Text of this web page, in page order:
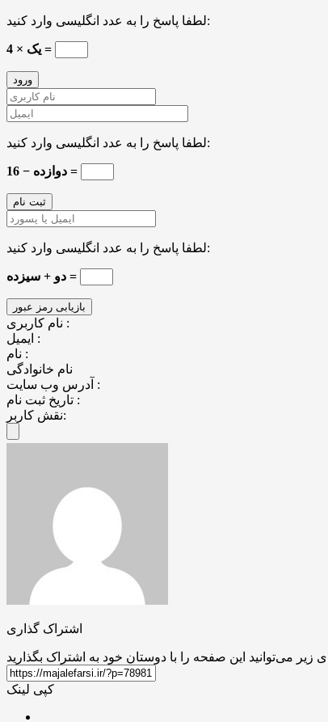
لطفا پاسخ را به عدد انگلیسی وارد کنید:
یک × 4 =
لطفا پاسخ را به عدد انگلیسی وارد کنید:
16 − دوازده =
لطفا پاسخ را به عدد انگلیسی وارد کنید:
دو + سیزده =
نام کاربری :
ایمیل :
نام :
نام خانوادگی
آدرس وب سایت :
تاریخ ثبت نام :
نقش کاربر:
اشتراک گذاری
کپی لینک